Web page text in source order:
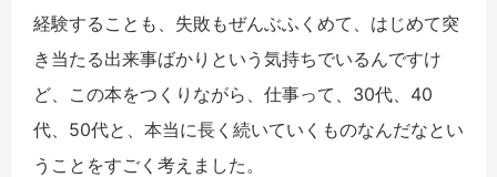
経験することも、失敗もぜんぶふくめて、はじめて突
き当たる出来事ばかりという気持ちでいるんですけ
ど、この本をつくりながら、仕事って、30代、40
代、50代と、本当に長く続いていくものなんだなとい
うことをすごく考えました。